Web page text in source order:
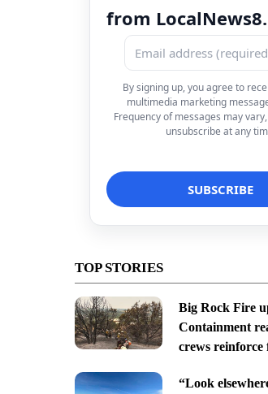
from
By signing up, you agree to
multimedia marketing
Frequency of messages may
unsubscribe at any
TOP STORIES
Big Rock Fire
Containment
crews reinforce
“Look